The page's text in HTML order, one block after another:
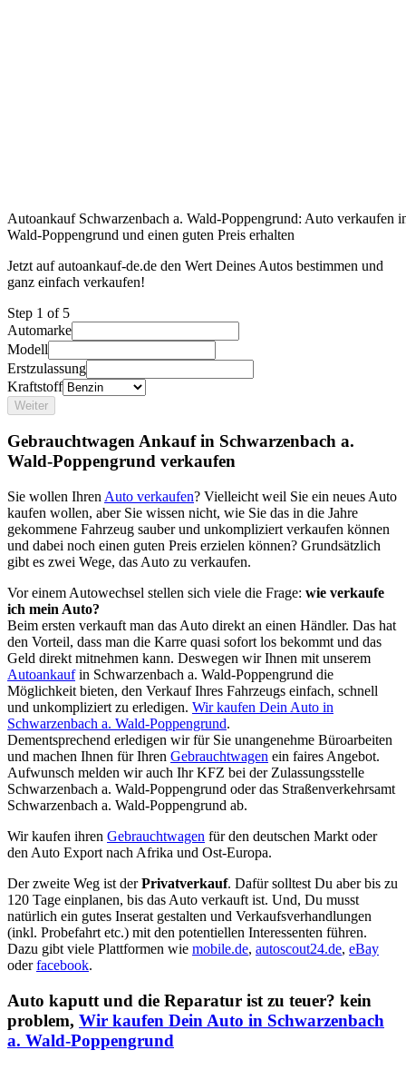
Autoankauf Schwarzenbach a. Wald-Poppengrund: Auto verkaufen
Wald-Poppengrund und einen guten Preis erhalten
Jetzt auf autoankauf-de.de den Wert Deines Autos bestimmen und
ganz einfach verkaufen!
Step 1 of 5
Automarke
Modell
Erstzulassung
Kraftstoff
Weiter
Gebrauchtwagen Ankauf in Schwarzenbach a.
Wald-Poppengrund verkaufen
Sie wollen Ihren Auto verkaufen? Vielleicht weil Sie ein neues Auto
kaufen wollen, aber Sie wissen nicht, wie Sie das in die Jahre
gekommene Fahrzeug sauber und unkompliziert verkaufen können
und dabei noch einen guten Preis erzielen können? Grundsätzlich
gibt es zwei Wege, das Auto zu verkaufen.
Vor einem Autowechsel stellen sich viele die Frage: wie verkaufe
ich mein Auto?
Beim ersten verkauft man das Auto direkt an einen Händler. Das hat
den Vorteil, dass man die Karre quasi sofort los bekommt und das
Geld direkt mitnehmen kann. Deswegen wir Ihnen mit unserem
Autoankaufin Schwarzenbach a. Wald-Poppengrund die
Möglichkeit bieten, den Verkauf Ihres Fahrzeugs einfach, schnell
und unkompliziert zu erledigen. Wir kaufen Dein Auto in
Schwarzenbach a. Wald-Poppengrund.
Dementsprechend erledigen wir für Sie unangenehme Büroarbeiten
und machen Ihnen für Ihren Gebrauchtwagen ein faires Angebot.
Aufwunsch melden wir auch Ihr KFZ bei der Zulassungsstelle
Schwarzenbach a. Wald-Poppengrund oder das Straßenverkehrsamt
Schwarzenbach a. Wald-Poppengrund ab.
Wir kaufen ihren Gebrauchtwagen für den deutschen Markt oder
den Auto Export nach Afrika und Ost-Europa.
Der zweite Weg ist derPrivatverkauf. Dafür solltest Du aber bis zu
120 Tage einplanen, bis das Auto verkauft ist. Und, Du musst
natürlich ein gutes Inserat gestalten und Verkaufsverhandlungen
(inkl. Probefahrt etc.) mit den potentiellen Interessenten führen.
Dazu gibt viele Plattformen wie mobile.de, autoscout24.de, eBay
oderfacebook.
Auto kaputt und die Reparatur ist zu teuer? kein
problem, Wir kaufen Dein Auto in Schwarzenbach
a. Wald-Poppengrund